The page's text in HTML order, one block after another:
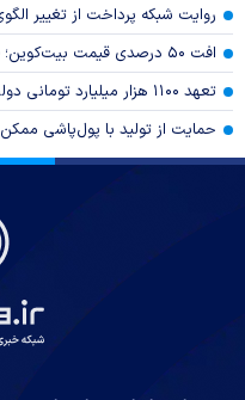
روایت شبکه پرداخت از تغییر
افت ۵۰ درصدی قیمت بیت‌کوین؛ فرصت خرید یا آغاز دوره نزولی؟
تعهد ۱۱۰۰ هزار میلیارد تومانی دولت برای تامین کالابرگ
حمایت از تولید با پول‌پاشی